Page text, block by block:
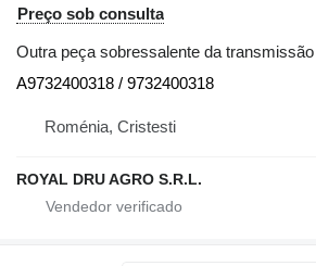
Preço sob consulta
Outra peça sobressalente da transmissão
A9732400318 / 9732400318
Roménia, Cristesti
ROYAL DRU AGRO S.R.L.